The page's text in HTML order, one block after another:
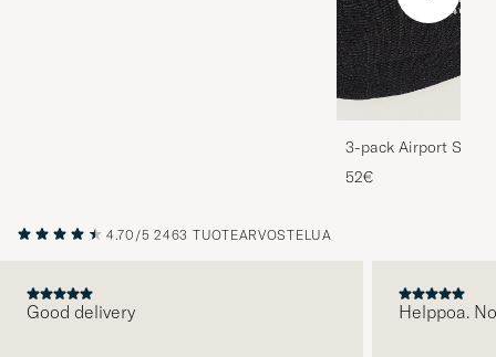
3-pack Airport
Melange
52€
4.70/5 2463 TUOTEARVOSTELUA
Good delivery Helppoa.